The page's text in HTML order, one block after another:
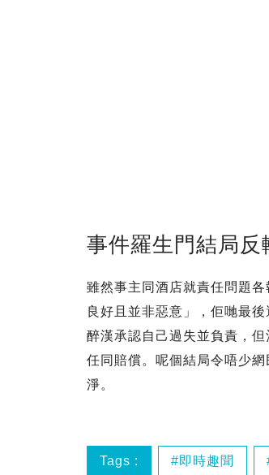
事件羅生門結局
雖然事主同酒店就責任問題
良好且並非惡意」，佢哋最
醉漢承認自己過失並負責，
任同賠償。呢個結局令唔少
淨。
Tags : 即時趣聞